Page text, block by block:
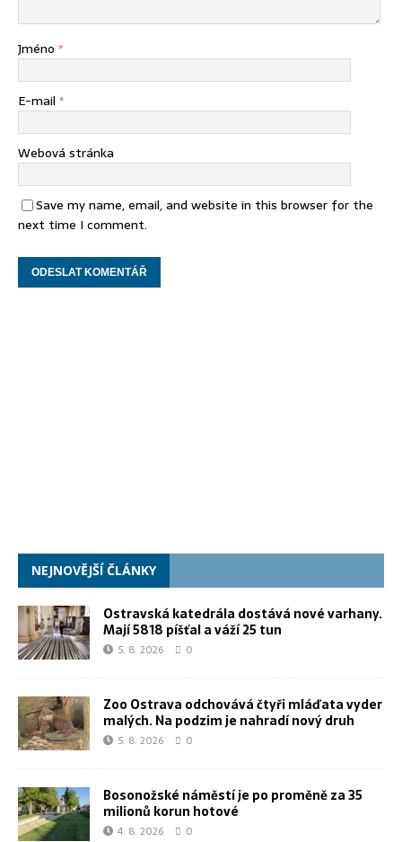
Jméno *
E-mail *
Webová stránka
Save my name, email, and website in this browser for the
next time I comment.
NEJNOVĚJŠÍ ČLÁNKY
Ostravská katedrála dostává nové varhany.
Mají 5818 píšťal a váží 25 tun
5. 8. 2026 0
Zoo Ostrava odchovává čtyři mláďata vyder
malých. Na podzim je nahradí nový druh
5. 8. 2026 0
Bosonožské náměstí je po proměně za 35
milionů korun hotové
4. 8. 2026 0